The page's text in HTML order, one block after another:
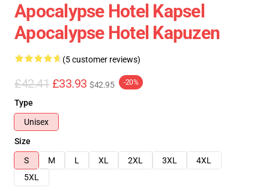
Apocalypse Hotel Kapsel
Apocalypse Hotel Kapuzen
(5 customer reviews)
£42.41 £33.93 $42.95 -20%
Type
Unisex
Size
S
M L XL 2XL 3XL
4XL
5XL